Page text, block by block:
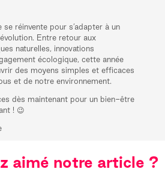
réinvente pour s’adapter à un
Entre retour aux
naturelles, innovations
écologique, cette année
des moyens simples et efficaces
et de notre environnement.
dès maintenant pour un bien-être
! 😉
aimé notre article ?